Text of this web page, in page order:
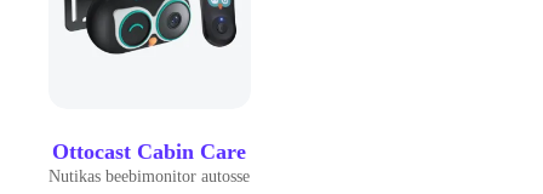
Ottocast Cabin Care
Nutikas beebimonitor autosse